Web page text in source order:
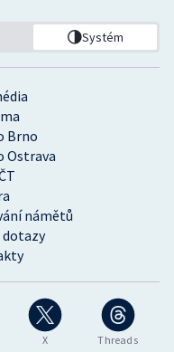
X Threads
Brno
Ostrava
námětů
dotazy
Systém